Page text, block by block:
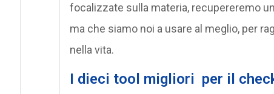
focalizzate sulla materia, recupereremo
ma che siamo noi a usare al meglio, per
nella vita.
I dieci tool migliori per il